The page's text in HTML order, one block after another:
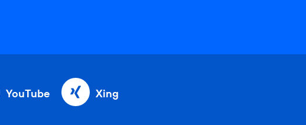
YouTube Xing